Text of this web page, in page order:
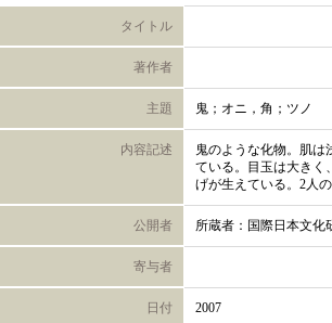
タイトル
著作者
主題 鬼；オニ，角；ツノ
内容記述
鬼のような化物。肌
ている。目玉は大きく
げが生えている。2人
公開者 所蔵者：国際日本文化
寄与者
日付 2007